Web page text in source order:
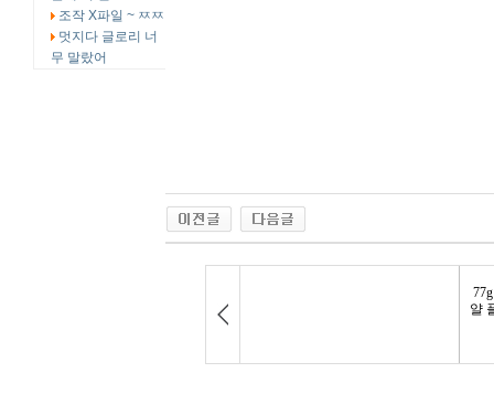
조작 X파일 ~ ㅉㅉ
멋지다 글로리 너
무 말랐어